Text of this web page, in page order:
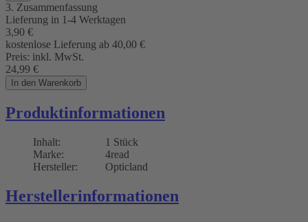
3. Zusammenfassung
Lieferung in 1-4 Werktagen
3,90 €
kostenlose Lieferung ab 40,00 €
Preis: inkl. MwSt.
24,99 €
In den Warenkorb
Produktinformationen
Inhalt:
1 Stück
Marke:
4read
Hersteller:
Opticland
Herstellerinformationen